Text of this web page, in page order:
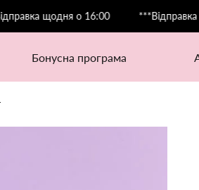
щодня о 16:00 ***Відправка
бонусна програма